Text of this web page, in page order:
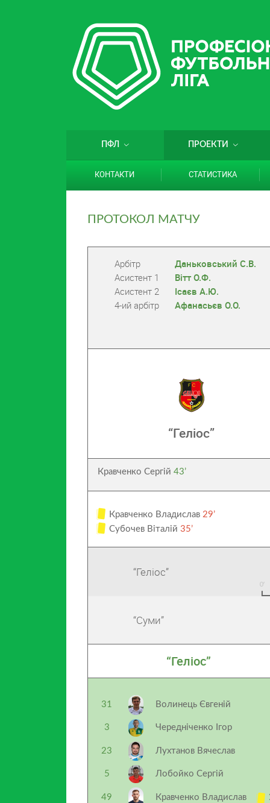
ПФЛ ПРОЕКТИ
КОНТАКТИ СТАТИСТИКА
ПРОТОКОЛ МАТЧУ
Арбітр
Даньковський С.В.
Асистент 1
Вітт О.Ф.
Асистент 2
Ісаєв А.Ю.
4-ий арбітр
Афанасьєв О.О.
“Геліос”
Кравченко Сергій43’
Кравченко Владислав 29’
Субочев Віталій 35’
“Геліос”
“Суми”
“Геліос”
31 Волинець Євгеній
3 Чередніченко Ігор
23 Лухтанов Вячеслав
5 Лобойко Сергій
49 Кравченко Владислав